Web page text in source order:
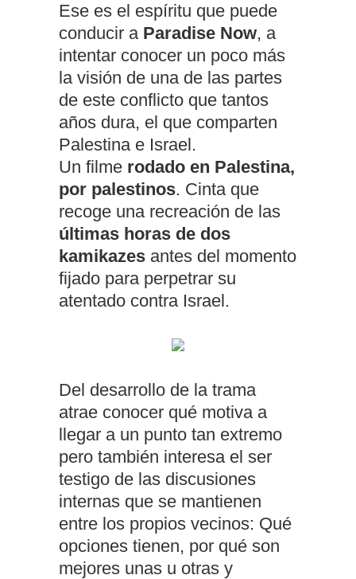
Ese es el espíritu que puede
conducir a Paradise Now, a
intentar conocer un poco más
la visión de una de las partes
de este conflicto que tantos
años dura, el que comparten
Palestina e Israel.
Un filme rodado en Palestina,
por palestinos. Cinta que
recoge una recreación de las
últimas horas de dos
kamikazes antes del momento
fijado para perpetrar su
atentado contra Israel.
Del desarrollo de la trama
atrae conocer qué motiva a
llegar a un punto tan extremo
pero también interesa el ser
testigo de las discusiones
internas que se mantienen
entre los propios vecinos: Qué
opciones tienen, por qué son
mejores unas u otras y